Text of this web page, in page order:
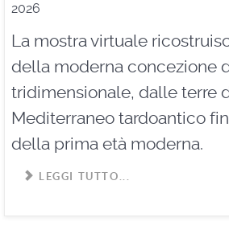
2026
La mostra virtuale
della moderna concezione
tridimensionale, dalle terre
Mediterraneo tardoantico
della prima età moderna.
LEGGI TUTTO...